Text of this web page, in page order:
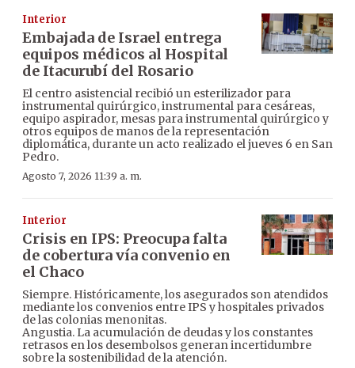
Interior
Embajada de Israel entrega
equipos médicos al Hospital
de Itacurubí del Rosario
El centro asistencial recibió un esterilizador para
instrumental quirúrgico, instrumental para cesáreas,
equipo aspirador, mesas para instrumental quirúrgico y
otros equipos de manos de la representación
diplomática, durante un acto realizado el jueves 6 en San
Pedro.
Agosto 7, 2026 11:39 a. m.
Interior
Crisis en IPS: Preocupa falta
de cobertura vía convenio en
el Chaco
Siempre. Históricamente, los asegurados son atendidos
mediante los convenios entre IPS y hospitales privados
de las colonias menonitas.
Angustia. La acumulación de deudas y los constantes
retrasos en los desembolsos generan incertidumbre
sobre la sostenibilidad de la atención.